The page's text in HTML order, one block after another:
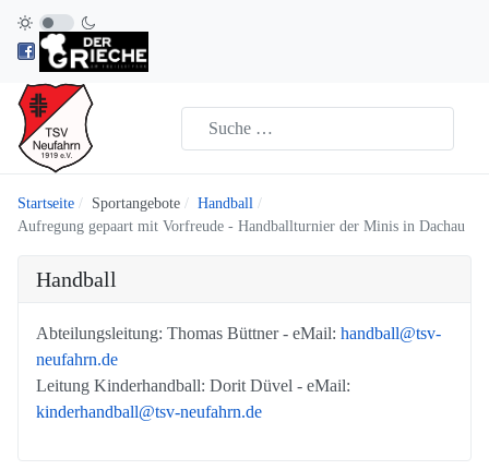
Startseite Sportangebote
Handball
Aufregung gepaart mit Vorfreude - Handballturnier der Minis in Dachau
Handball
Abteilungsleitung: Thomas Büttner - eMail: handball@tsv-
neufahrn.de
Leitung Kinderhandball: Dorit Düvel - eMail:
kinderhandball@tsv-neufahrn.de